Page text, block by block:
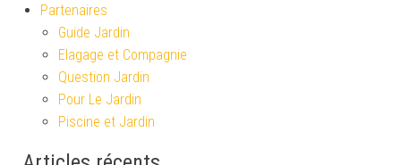
Partenaires
Guide Jardin
Elagage et Compagnie
Question Jardin
Pour Le Jardin
Piscine et Jardin